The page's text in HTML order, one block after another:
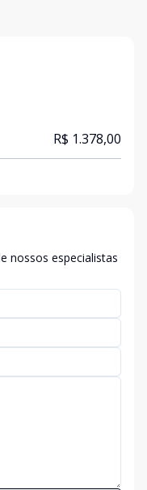
R$ 1.378,00
nossos especialistas